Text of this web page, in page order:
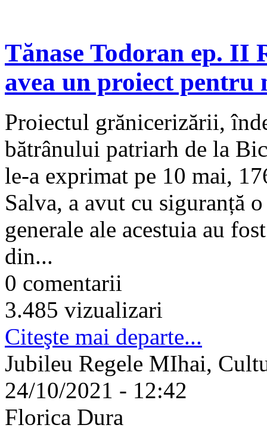
Tănase Todoran ep. II
avea un proiect pentru
Proiectul grănicerizării,
bătrânului patriarh de la
le-a exprimat pe 10 mai,
Salva, a avut cu siguranță
generale ale acestuia au
din...
0 comentarii
3.485 vizualizari
Citeşte mai departe...
Jubileu Regele MIhai,
24/10/2021 - 12:42
Florica Dura